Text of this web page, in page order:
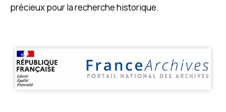
précieux pour la recherche historique.